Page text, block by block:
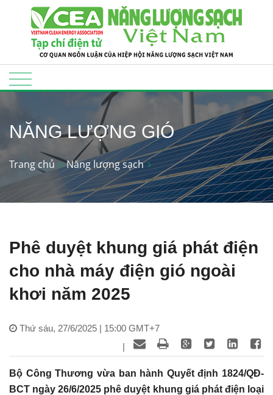
NĂNG LƯỢNG GIÓ
Trang chủ Năng lượng sạch
Phê duyệt khung giá phát điện
cho nhà máy điện gió ngoài
khơi năm 2025
Thứ sáu, 27/6/2025 | 15:00 GMT+7
|
Bộ Công Thương vừa ban hành Quyết định 1824/QĐ-
BCT ngày 26/6/2025 phê duyệt khung giá phát điện loại